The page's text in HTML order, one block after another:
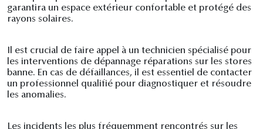
garantira un espace extérieur confortable et protégé des
rayons solaires.
Il est crucial de faire appel à un technicien spécialisé pour
les interventions de dépannage réparations sur les stores
banne. En cas de défaillances, il est essentiel de contacter
un professionnel qualifié pour diagnostiquer et résoudre
les anomalies.
Les incidents les plus fréquemment rencontrés sur les